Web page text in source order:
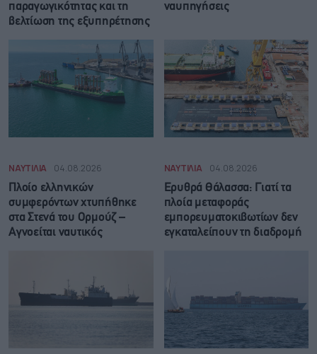
παραγωγικότητας και τη
βελτίωση της εξυπηρέτησης
ναυπηγήσεις
ΝΑΥΤΙΛΙΑ 04.08.2026
Πλοίο ελληνικών
συμφερόντων χτυπήθηκε
στα Στενά του Ορμούζ –
Αγνοείται ναυτικός
ΝΑΥΤΙΛΙΑ 04.08.2026
Ερυθρά Θάλασσα: Γιατί τα
πλοία μεταφοράς
εμπορευματοκιβωτίων δεν
εγκαταλείπουν τη διαδρομή